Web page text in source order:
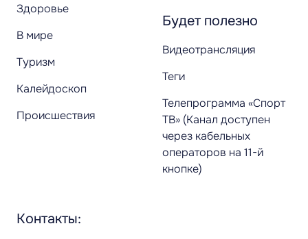
Здоровье
В мире
Туризм
Калейдоскоп
Происшествия
Будет полезно
Видеотрансляция
Теги
Телепрограмма «Спорт
ТВ» (Канал доступен
через кабельных
операторов на 11-й
кнопке)
Контакты: